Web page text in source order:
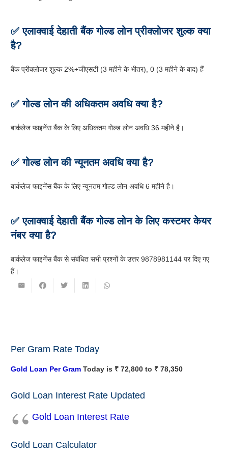
✅ एलाक्वाई देहाती बैंक गोल्ड लोन प्रीक्लोजर शुल्क क्या
है?
बैंक प्रीक्लोजर शुल्क 2%+जीएसटी (3 महीने के भीतर), 0 (3 महीने के बाद) हैं
✅ गोल्ड लोन की अधिकतम अवधि क्या है?
बार्कलेज फाइनेंस बैंक के लिए अधिकतम गोल्ड लोन अवधि 36 महीने है।
✅ गोल्ड लोन की न्यूनतम अवधि क्या है?
बार्कलेज फाइनेंस बैंक के लिए न्यूनतम गोल्ड लोन अवधि 6 महीने है।
✅ एलाक्वाई देहाती बैंक गोल्ड लोन के लिए कस्टमर केयर
नंबर क्या है?
बार्कलेज फाइनेंस बैंक से संबंधित सभी प्रश्नों के उत्तर 9878981144 पर दिए गए
हैं।
Per Gram Rate Today
Gold Loan Per Gram Today is ₹ 72,800 to ₹ 78,350
Gold Loan Interest Rate Updated
Gold Loan Interest Rate
Gold Loan Calculator